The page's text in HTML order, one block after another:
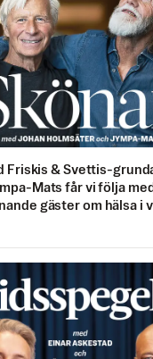
Friskis & Svettis-
Mats får vi följa
gäster om hälsa i